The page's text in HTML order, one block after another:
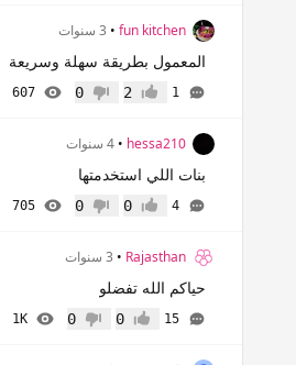
fun kitchen
• 3 سنوات
المعمول بطريقة سهلة وسريعة
1 إعجاب2 عدم إعجاب
0
607
hessa210⁩⁩
• 4 سنوات
بنات اللي استخدمتها
4 إعجاب0 عدم إعجاب
0
705
Rajasthan
• 3 سنوات
حياكم الله تفضلو
15 إعجاب0 عدم إعجاب
0
1K